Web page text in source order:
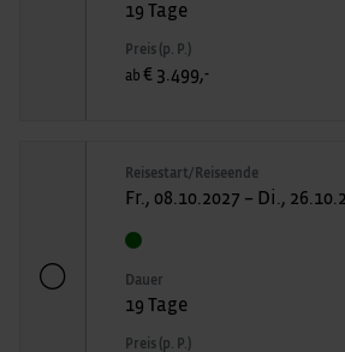
19 Tage
Preis (p. P.)
ab € 3.499,-
Reisestart/Reiseende
Fr., 08.10.2027 – Di.,
Dauer
19 Tage
Preis (p. P.)